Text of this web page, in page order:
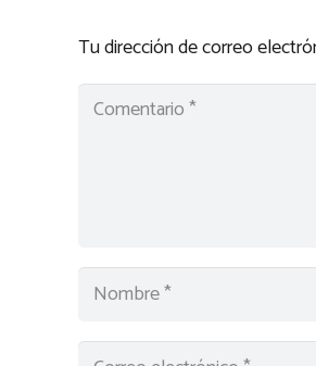
Tu dirección de correo